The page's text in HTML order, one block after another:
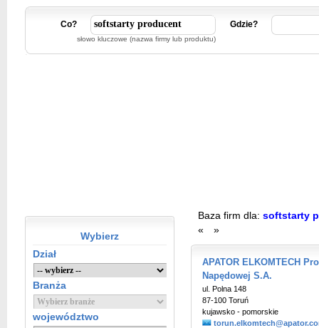
Co?
słowo kluczowe (nazwa firmy lub produktu)
Gdzie?
Wybierz
Dział
Branża
województwo
Baza firm dla: softstarty
«
»
APATOR ELKOMTECH
Napędowej S.A.
ul. Polna 148
87-100 Toruń
kujawsko - pomorskie